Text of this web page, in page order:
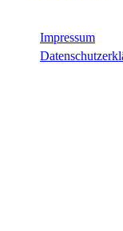
Impressum